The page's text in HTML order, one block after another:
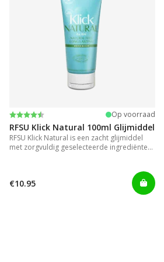
Beoordeling:
4.2 uit 5 sterren Op voorraad
RFSU Klick Natural 100ml Glijmiddel
RFSU Klick Natural is een zacht glijmiddel
met zorgvuldig geselecteerde ingrediënten.
€10.95